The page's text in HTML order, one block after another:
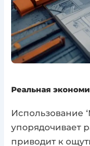
Реальная
Использование
упорядочивает
приводит к